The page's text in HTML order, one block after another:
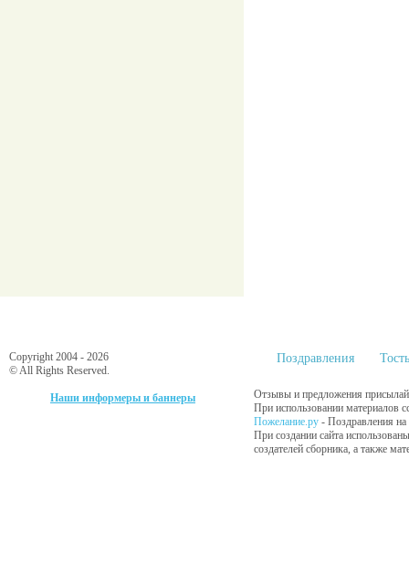
Copyright 2004 - 2026
© All Rights Reserved.
Наши информеры и баннеры
Поздравления
Отзывы и предложения
При использовании материалов
Пожелание.ру - Поздравления на
При создании сайта
создателей сборника, а также